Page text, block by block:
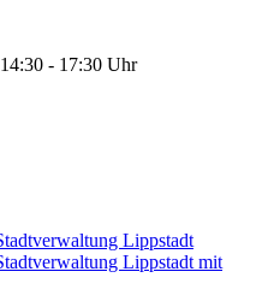
- 17:30 Uhr
Lippstadt
Lippstadt mit